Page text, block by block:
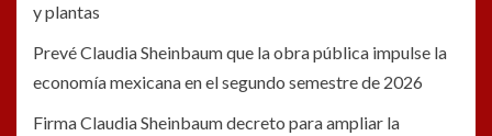
y plantas
Prevé Claudia Sheinbaum que la obra pública impulse la
economía mexicana en el segundo semestre de 2026
Firma Claudia Sheinbaum decreto para ampliar la